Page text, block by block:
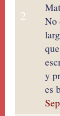
2
No
y
es